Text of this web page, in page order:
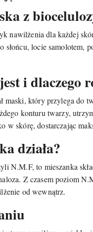
z
nawilżenia dla każdej
słońcu, locie
i dlaczego
maski, który przylega do
konturu twarzy,
w skórę, dostarczając
działa?
N.M.F, to mieszanka
Z czasem poziom
od wewnątrz.